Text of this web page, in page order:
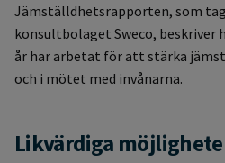
Jämställdhetsrapporten, som
konsultbolaget Sweco, beskriver
år har arbetat för att stärka
och i mötet med invånarna.
Likvärdiga